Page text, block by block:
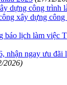
dựng công trình
xây dựng
báo lịch làm việc
nhận ngay ưu đãi
2026)